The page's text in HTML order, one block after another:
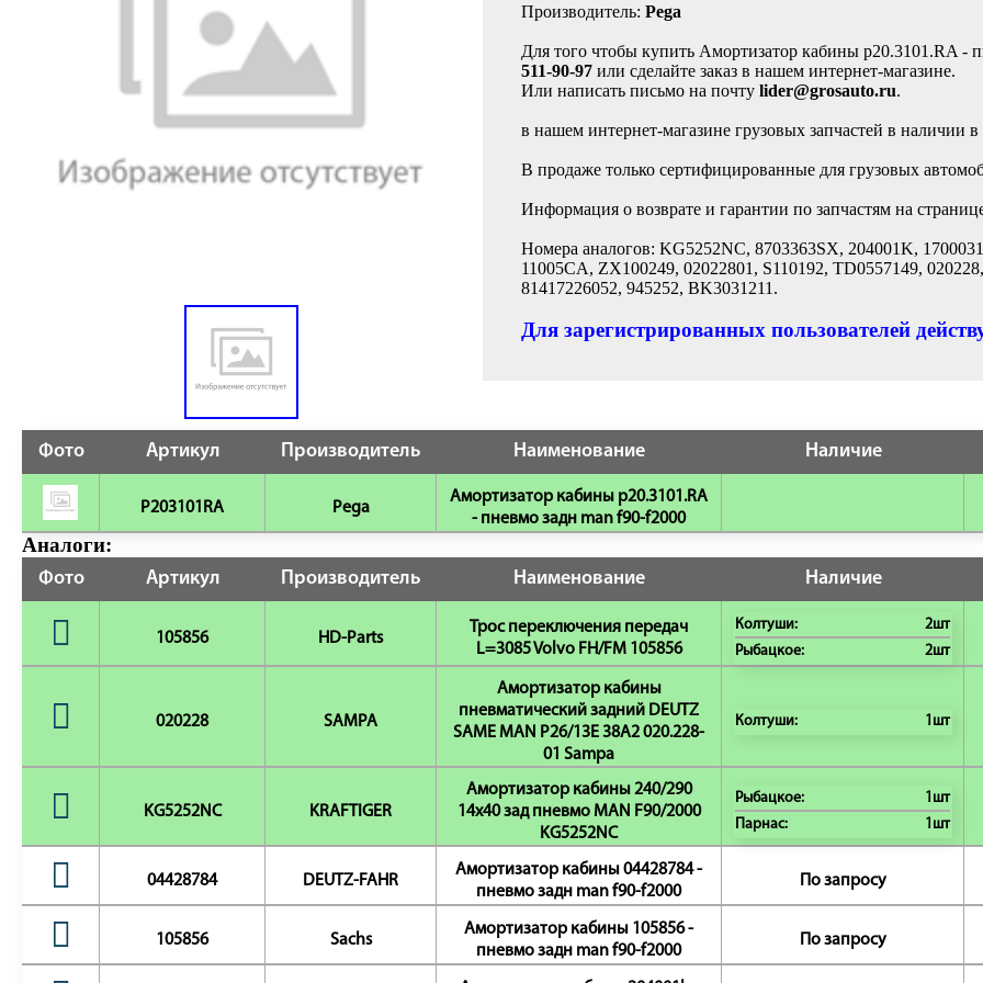
Производитель: Pega
Для того чтобы купить Амортизатор кабины p20.3101.RA -
511-90-97 или сделайте заказ в нашем интернет-магазине.
Или написать письмо на почту lider@grosauto.ru.
в нашем интернет-магазине грузовых запчастей в наличии
В продаже только сертифицированные для грузовых
Информация о возврате и гарантии по запчастям на
Номера аналогов: KG5252NC, 8703363SX, 204001K,
11005CA, ZX100249, 02022801, S110192, TD0557149,
81417226052, 945252, BK3031211.
Для зарегистрированных пользователей
Фото Артикул Производитель Наименование Наличие
P203101RA Pega
Амортизатор кабины p20.3101.RA
- пневмо задн man f90-f2000
Аналоги:
Фото Артикул Производитель Наименование Наличие
105856 HD-Parts
Трос переключения передач
L=3085 Volvo FH/FM 105856
Колтуши:
2шт
Рыбацкое:
2шт
020228 SAMPA
Амортизатор кабины
пневматический задний DEUTZ
SAME MAN P26/13E 38A2 020.228-
01 Sampa
Колтуши: 1шт
KG5252NC KRAFTIGER
Амортизатор кабины 240/290
14x40 зад пневмо MAN F90/2000
KG5252NC
Рыбацкое:
1шт
Парнас:
1шт
04428784 DEUTZ-FAHR
Амортизатор кабины 04428784 -
пневмо задн man f90-f2000
По запросу
105856 Sachs
Амортизатор кабины 105856 -
пневмо задн man f90-f2000
По запросу